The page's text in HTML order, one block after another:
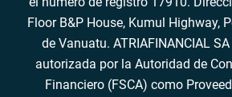
Floor B&P House, Kumul Highway,
de Vanuatu. ATRIAFINANCIAL
autorizada por la Autoridad de
Financiero (FSCA) como